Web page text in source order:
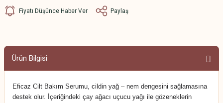
Fiyatı Düşünce Haber Ver Paylaş
Ürün Bilgisi
Eficaz Cilt Bakım Serumu, cildin yağ – nem dengesini sağlamasına
destek olur. İçeriğindeki çay ağacı uçucu yağı ile gözeneklerin